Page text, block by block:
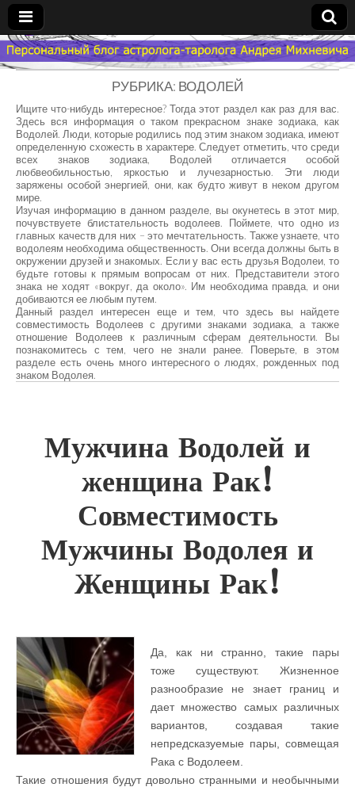
Гороскоп
Мой
Знак
Зодиака
— MZZ
РУБРИКА: ВОДОЛЕЙ
Ищите что-нибудь интересное? Тогда этот раздел как раз для вас.
Здесь вся информация о таком прекрасном знаке зодиака, как
Водолей. Люди, которые родились под этим знаком зодиака, имеют
определенную схожесть в характере. Следует отметить, что среди
всех знаков зодиака, Водолей отличается особой
любвеобильностью, яркостью и лучезарностью. Эти люди
заряжены особой энергией, они, как будто живут в неком другом
мире.
Изучая информацию в данном разделе, вы окунетесь в этот мир,
почувствуете блистательность водолеев. Поймете, что одно из
главных качеств для них – это мечтательность. Также узнаете, что
водолеям необходима общественность. Они всегда должны быть в
окружении друзей и знакомых. Если у вас есть друзья Водолеи, то
будьте готовы к прямым вопросам от них. Представители этого
знака не ходят «вокруг, да около». Им необходима правда, и они
добиваются ее любым путем.
Данный раздел интересен еще и тем, что здесь вы найдете
совместимость Водолеев с другими знаками зодиака, а также
отношение Водолеев к различным сферам деятельности. Вы
познакомитесь с тем, чего не знали ранее. Поверьте, в этом
разделе есть очень много интересного о людях, рожденных под
знаком Водолея.
Мужчина Водолей и
женщина Рак!
Совместимость
Мужчины Водолея и
Женщины Рак!
Да, как ни странно, такие пары
тоже существуют. Жизненное
разнообразие не знает границ и
дает множество самых различных
вариантов, создавая такие
непредсказуемые пары, совмещая
Рака с Водолеем.
Такие отношения будут довольно странными и необычными